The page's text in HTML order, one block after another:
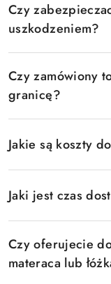
Czy
uszkodzeniem?
Czy zamówiony
granicę?
Jakie są koszty
Jaki jest czas
Czy oferujecie
materaca lub